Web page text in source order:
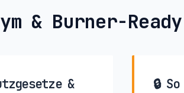
& Burner-
&
🔒